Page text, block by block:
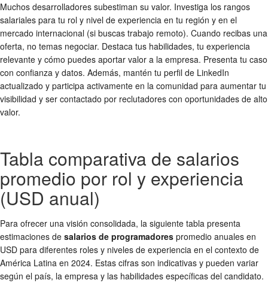
Muchos desarrolladores subestiman su valor. Investiga los rangos
salariales para tu rol y nivel de experiencia en tu región y en el
mercado internacional (si buscas trabajo remoto). Cuando recibas una
oferta, no temas negociar. Destaca tus habilidades, tu experiencia
relevante y cómo puedes aportar valor a la empresa. Presenta tu caso
con confianza y datos. Además, mantén tu perfil de LinkedIn
actualizado y participa activamente en la comunidad para aumentar tu
visibilidad y ser contactado por reclutadores con oportunidades de alto
valor.
Tabla comparativa de salarios
promedio por rol y experiencia
(USD anual)
Para ofrecer una visión consolidada, la siguiente tabla presenta
estimaciones de salarios de programadores promedio anuales en
USD para diferentes roles y niveles de experiencia en el contexto de
América Latina en 2024. Estas cifras son indicativas y pueden variar
según el país, la empresa y las habilidades específicas del candidato.